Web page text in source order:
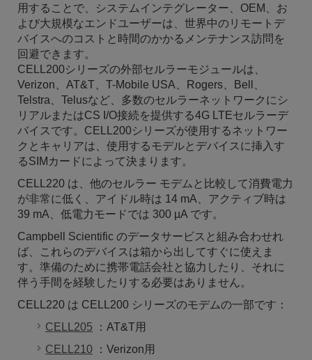
用することで、システムインテグレーター、OEM、お
よび大規模なエンドユーザーは、世界中のリモートデ
バイスへのコストと時間のかかるメンテナンス訪問を
回避できます。
CELL200シリーズの外部セルラーモジュールは、
Verizon、AT&T、T-Mobile USA、Rogers、Bell、
Telstra、Telusなど、多数のセルラーネットワークにシ
リアルまたはCS I/O接続を提供する4G LTEセルラーデ
バイスです。CELL200シリーズが使用するネットワー
クとキャリアは、使用するモデルとデバイスに挿入す
るSIMカードによって決まります。
CELL220 は、他のセルラー モデムと比較して消費電力
が非常に低く、アイドル時は 14 mA、アクティブ時は
39 mA、低電力モードでは 300 µA です。
Campbell Scientific のデータサービスと組み合わせれ
ば、これらのデバイスは箱から出してすぐに使えま
す。準備のために携帯電話会社と協力したり、それに
伴う手間を経験したりする必要はありません。
CELL220 は CELL200 シリーズのモデムの一部です：
CELL205
：AT&T用
CELL210
：Verizon用